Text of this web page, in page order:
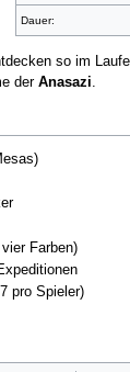
Dauer:
so im
der Anasazi.
Farben)
pro Spieler)